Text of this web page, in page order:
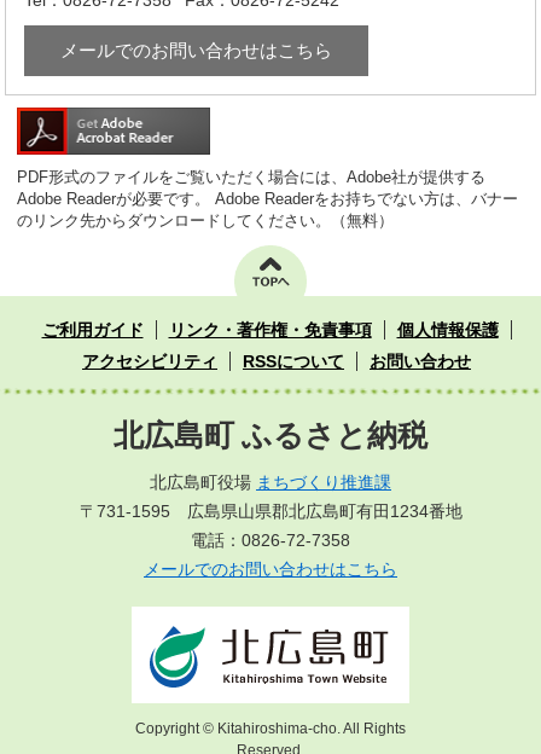
メールでのお問い合わせはこちら
PDF形式のファイルをご覧いただく場合には、Adobe社が提供する
Adobe Readerが必要です。
Adobe Readerをお持ちでない方は、バナー
のリンク先からダウンロードしてください。（無料）
ご利用ガイド リンク・著作権・免責事項
個人情報保護
アクセシビリティ
RSSについて お問い合わせ
北広島町 ふるさと納税
北広島町役場 まちづくり推進課
〒731-1595 広島県山県郡北広島町有田1234番地
電話：0826-72-7358
メールでのお問い合わせはこちら
Copyright © Kitahiroshima-cho. All Rights
Reserved.